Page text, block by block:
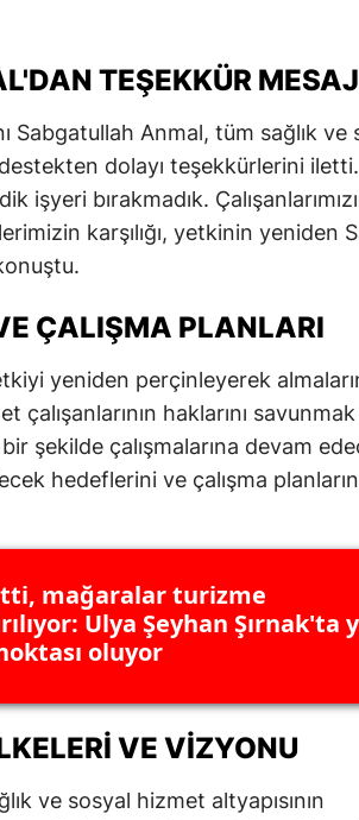
TEŞEKKÜR
Sabgatullah Anmal, tüm sağlık ve
dolayı teşekkürlerini
işyeri bırakmadık.
karşılığı, yetkinin yeniden
ÇALIŞMA PLANLARI
yeniden perçinleyerek
çalışanlarının haklarını
şekilde çalışmalarına devam
hedeflerini ve çalışma
mağaralar turizme
Ulya Şeyhan Şırnak'ta
oluyor
VE VIZYONU
ve sosyal hizmet altyapısının